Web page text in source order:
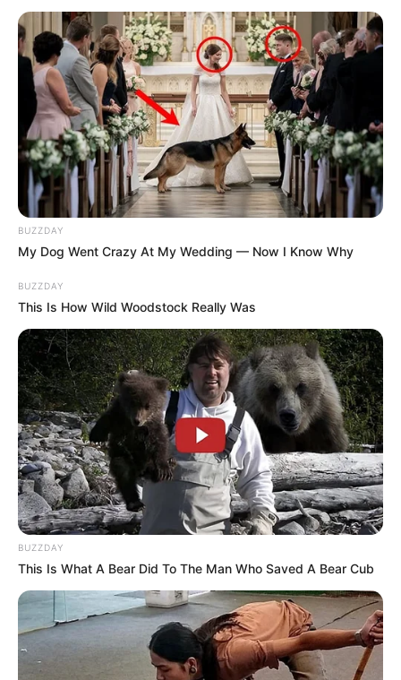
munkaerő bevonása jelentheti a megoldást?
BUZZDAY
My Dog Went Crazy At My Wedding — Now I Know Why
BUZZDAY
This Is How Wild Woodstock Really Was
BUZZDAY
This Is What A Bear Did To The Man Who Saved A Bear Cub